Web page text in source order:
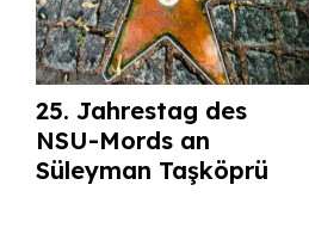
25. Jahrestag des
NSU-Mords an
Süleyman Taşköprü